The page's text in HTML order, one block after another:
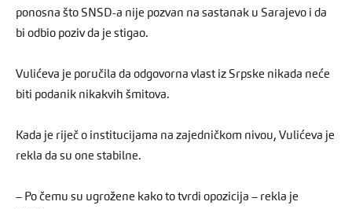
ponosna što SNSD-a nije pozvan na sastanak u Sarajevo i da
bi odbio poziv da je stigao.
Vulićeva je poručila da odgovorna vlast iz Srpske nikada neće
biti podanik nikakvih šmitova.
Kada je riječ o institucijama na zajedničkom nivou, Vulićeva je
rekla da su one stabilne.
– Po čemu su ugrožene kako to tvrdi opozicija – rekla je